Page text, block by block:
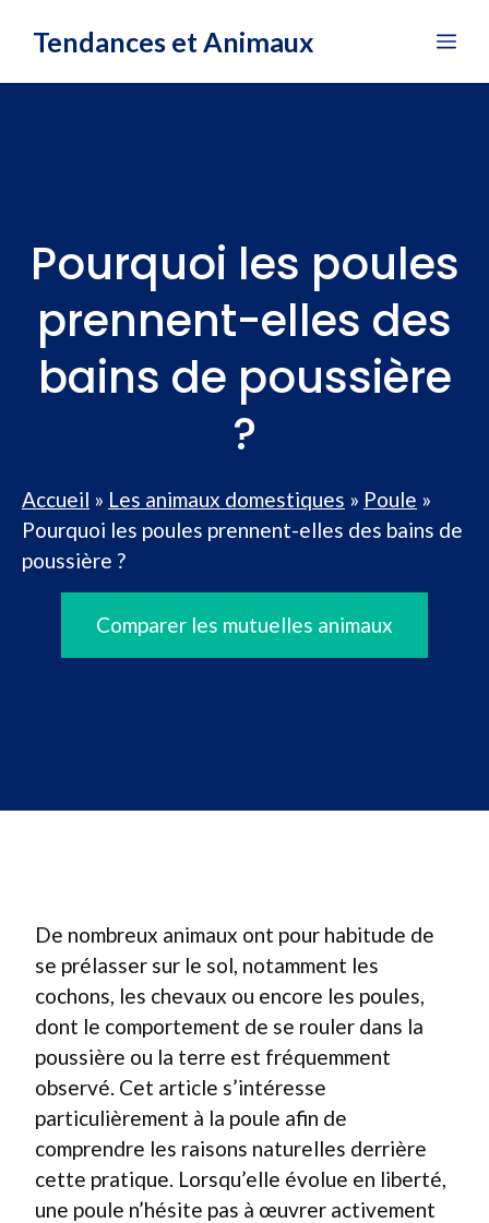
Tendances et Animaux
Pourquoi les poules
prennent-elles des
bains de poussière
?
Accueil » Les animaux domestiques » Poule »
Pourquoi les poules prennent-elles des bains de
poussière ?
Comparer les mutuelles animaux
De nombreux animaux ont pour habitude de
se prélasser sur le sol, notamment les
cochons, les chevaux ou encore les poules,
dont le comportement de se rouler dans la
poussière ou la terre est fréquemment
observé. Cet article s’intéresse
particulièrement à la poule afin de
comprendre les raisons naturelles derrière
cette pratique. Lorsqu’elle évolue en liberté,
une poule n’hésite pas à œuvrer activement